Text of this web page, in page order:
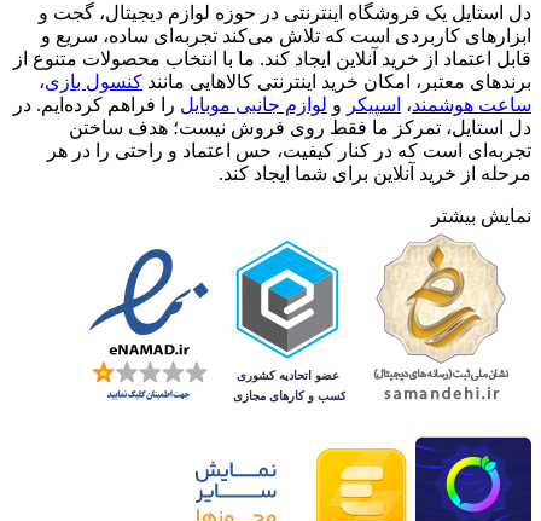
دل استایل یک فروشگاه اینترنتی در حوزه لوازم دیجیتال، گجت و
ابزارهای کاربردی است که تلاش می‌کند تجربه‌ای ساده، سریع و
قابل اعتماد از خرید آنلاین ایجاد کند. ما با انتخاب محصولات متنوع از
برندهای معتبر، امکان خرید اینترنتی کالاهایی مانند کنسول بازی،
ساعت هوشمند، اسپیکر و لوازم جانبی موبایل را فراهم کرده‌ایم. در
دل استایل، تمرکز ما فقط روی فروش نیست؛ هدف ساختن
تجربه‌ای است که در کنار کیفیت، حس اعتماد و راحتی را در هر
مرحله از خرید آنلاین برای شما ایجاد کند.
نمایش بیشتر